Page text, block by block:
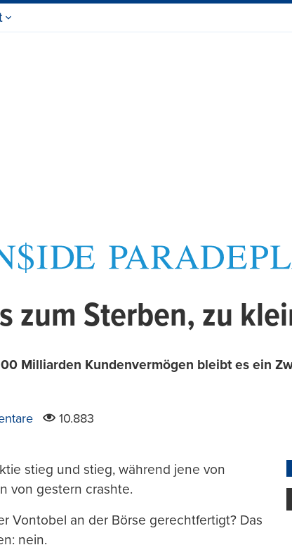
zum Sterben, zu
Milliarden Kundenvermögen bleibt es ein
10.883
stieg und stieg, während jene von
von gestern crashte.
Vontobel an der Börse gerechtfertigt? Das
nein.